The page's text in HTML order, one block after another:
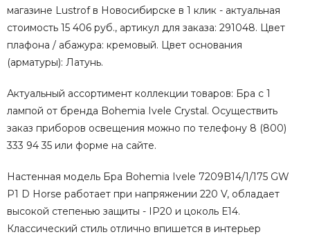
магазине Lustrof в Новосибирске в 1 клик - актуальная
стоимость 15 406 руб., артикул для заказа: 291048. Цвет
плафона / абажура: кремовый. Цвет основания
(арматуры): Латунь.
Актуальный ассортимент коллекции товаров: Бра с 1
лампой от бренда Bohemia Ivele Crystal. Осуществить
заказ приборов освещения можно по телефону 8 (800)
333 94 35 или форме на сайте.
Настенная модель Бра Bohemia Ivele 7209B14/1/175 GW
P1 D Horse работает при напряжении 220 V, обладает
высокой степенью защиты - IP20 и цоколь Е14.
Классический стиль отлично впишется в интерьер